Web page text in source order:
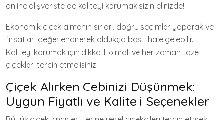
online alışverişte de kaliteyi korumak sizin elinizde!
Ekonomik çiçek almanın sırları, doğru seçimler yaparak ve
fırsatları değerlendirerek oldukça basit hale gelebilir.
Kaliteyi korumak için dikkatli olmalı ve her zaman taze
çiçekleri tercih etmelisiniz.
Çiçek Alırken Cebinizi Düşünmek:
Uygun Fiyatlı ve Kaliteli Seçenekler